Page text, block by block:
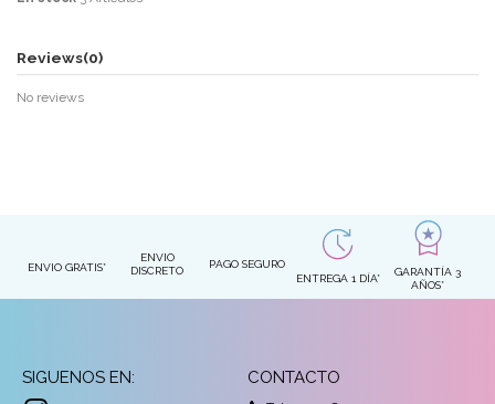
Reviews(0)
No reviews
ENVIO GRATIS*
ENVIO
DISCRETO
PAGO SEGURO
ENTREGA 1 DÍA*
GARANTÍA 3
AÑOS*
SIGUENOS EN: CONTACTO